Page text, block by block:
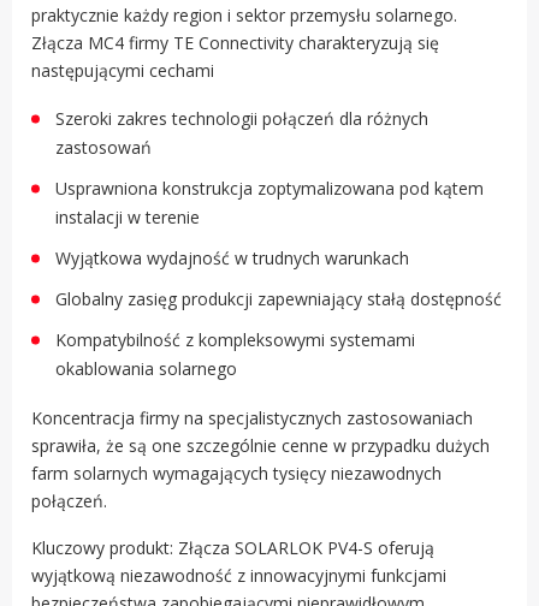
praktycznie każdy region i sektor przemysłu solarnego.
Złącza MC4 firmy TE Connectivity charakteryzują się
następującymi cechami
Szeroki zakres technologii połączeń dla różnych
zastosowań
Usprawniona konstrukcja zoptymalizowana pod kątem
instalacji w terenie
Wyjątkowa wydajność w trudnych warunkach
Globalny zasięg produkcji zapewniający stałą dostępność
Kompatybilność z kompleksowymi systemami
okablowania solarnego
Koncentracja firmy na specjalistycznych zastosowaniach
sprawiła, że są one szczególnie cenne w przypadku dużych
farm solarnych wymagających tysięcy niezawodnych
połączeń.
Kluczowy produkt: Złącza SOLARLOK PV4-S oferują
wyjątkową niezawodność z innowacyjnymi funkcjami